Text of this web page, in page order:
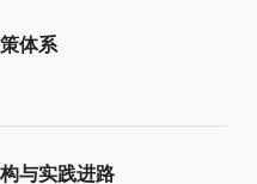
体系
与实践进路